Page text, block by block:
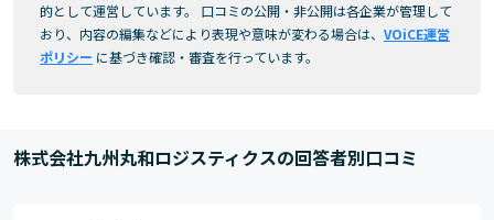
的として運営しています。 口コミの公開・非公開は各企業が管理して
おり、内容の編集などにより表現や意味が変わる場合は、 VOiCE運営
ポリシー に基づき確認・審査を行っています。
株式会社九州丸和ロジスティクスの回答者別口コミ